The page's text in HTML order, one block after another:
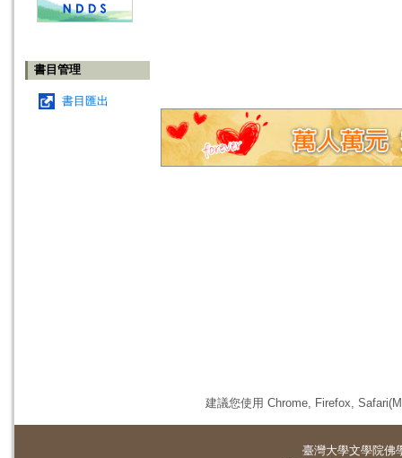
書目管理
書目匯出
建議您使用 Chrome, Firefox,
臺灣大學文學院佛